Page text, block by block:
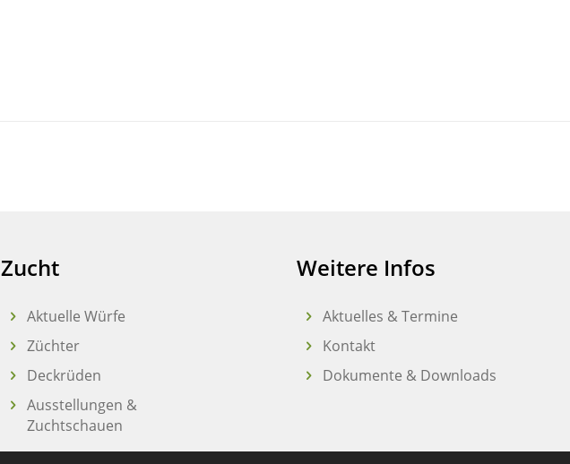
Zucht
Aktuelle Würfe
Züchter
Deckrüden
Ausstellungen &
Zuchtschauen
Weitere Infos
Aktuelles & Termine
Kontakt
Dokumente & Downloads